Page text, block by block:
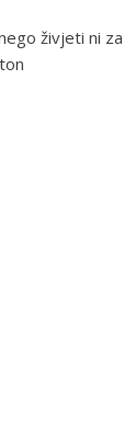
živjeti ni